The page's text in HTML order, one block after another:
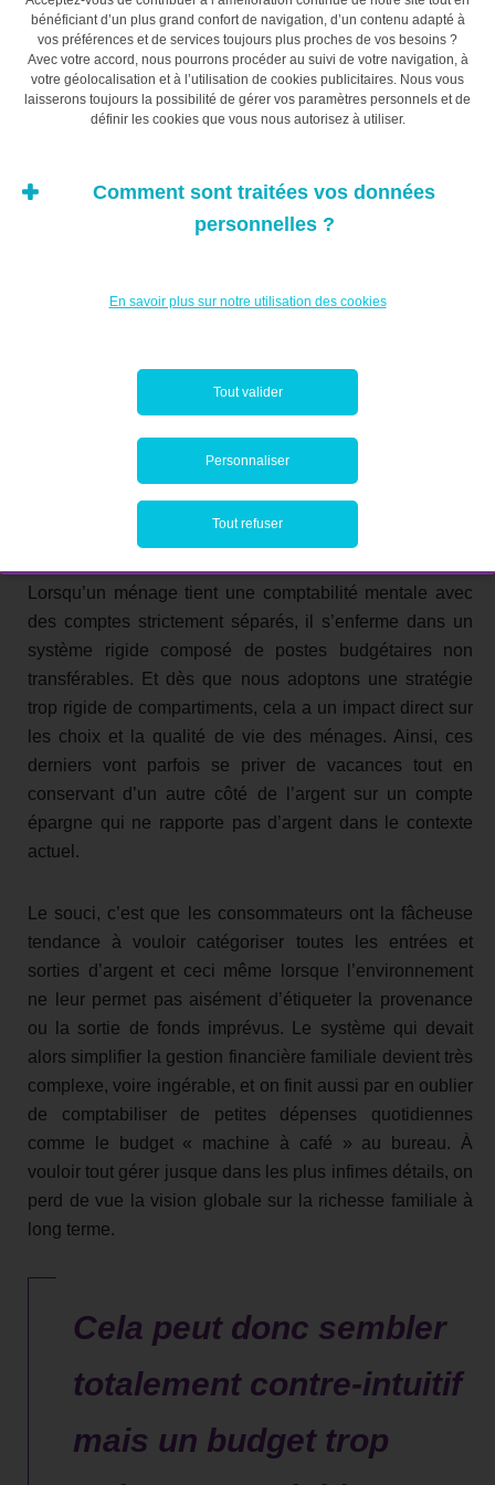
d’anticiper nos dépenses, de jongler avec nos comptes
mentaux et donc de tenir un budget rationnel et crédible?
La réponse en non.
Posséder plusieurs comptes mentaux serait utile si nous
alloués à chaque catégorie sont parfaitement
substituables. Mais voilà, dans notre tête ils ne le sont
se livrer à un exercice de comptabilité mentale viole le
substituable par un autre euro. Le fait de l’avoir placé
aujourd’hui dans le compte « alimentation » ne devrait
nullement nous empêcher de le déplacer demain dans le
difficile. Souvent, la catégorisation crée des barrières
Lorsqu’un ménage tient une comptabilité mentale avec
des comptes strictement séparés, il s’enferme dans un
système rigide composé de postes budgétaires non
transférables. Et dès que nous adoptons une stratégie
trop rigide de compartiments, cela a un impact direct sur
les choix et la qualité de vie des ménages. Ainsi, ces
derniers vont parfois se priver de vacances tout en
conservant d’un autre côté de l’argent sur un compte
épargne qui ne rapporte pas d’argent dans le contexte
actuel.
Le souci, c’est que les consommateurs ont la fâcheuse
tendance à vouloir catégoriser toutes les entrées et
sorties d’argent et ceci même lorsque l’environnement
ne leur permet pas aisément d’étiqueter la provenance
ou la sortie de fonds imprévus. Le système qui devait
alors simplifier la gestion financière familiale devient très
complexe, voire ingérable, et on finit aussi par en oublier
de comptabiliser de petites dépenses quotidiennes
comme le budget « machine à café » au bureau. À
vouloir tout gérer jusque dans les plus infimes détails, on
perd de vue la vision globale sur la richesse familiale à
long terme.
Cela peut donc sembler
totalement contre-intuitif
mais un budget trop
bénéficiant d’un plus grand confort de navigation, d’un contenu adapté à
vos préférences et de services toujours plus proches de vos besoins ?
Avec votre accord, nous pourrons procéder au suivi de votre navigation, à
votre géolocalisation et à l’utilisation de cookies publicitaires. Nous vous
laisserons toujours la possibilité de gérer vos paramètres personnels et de
définir les cookies que vous nous autorisez à utiliser.
Comment sont traitées vos données
personnelles ?
En savoir plus sur notre utilisation des cookies
Tout valider
Personnaliser
Tout refuser